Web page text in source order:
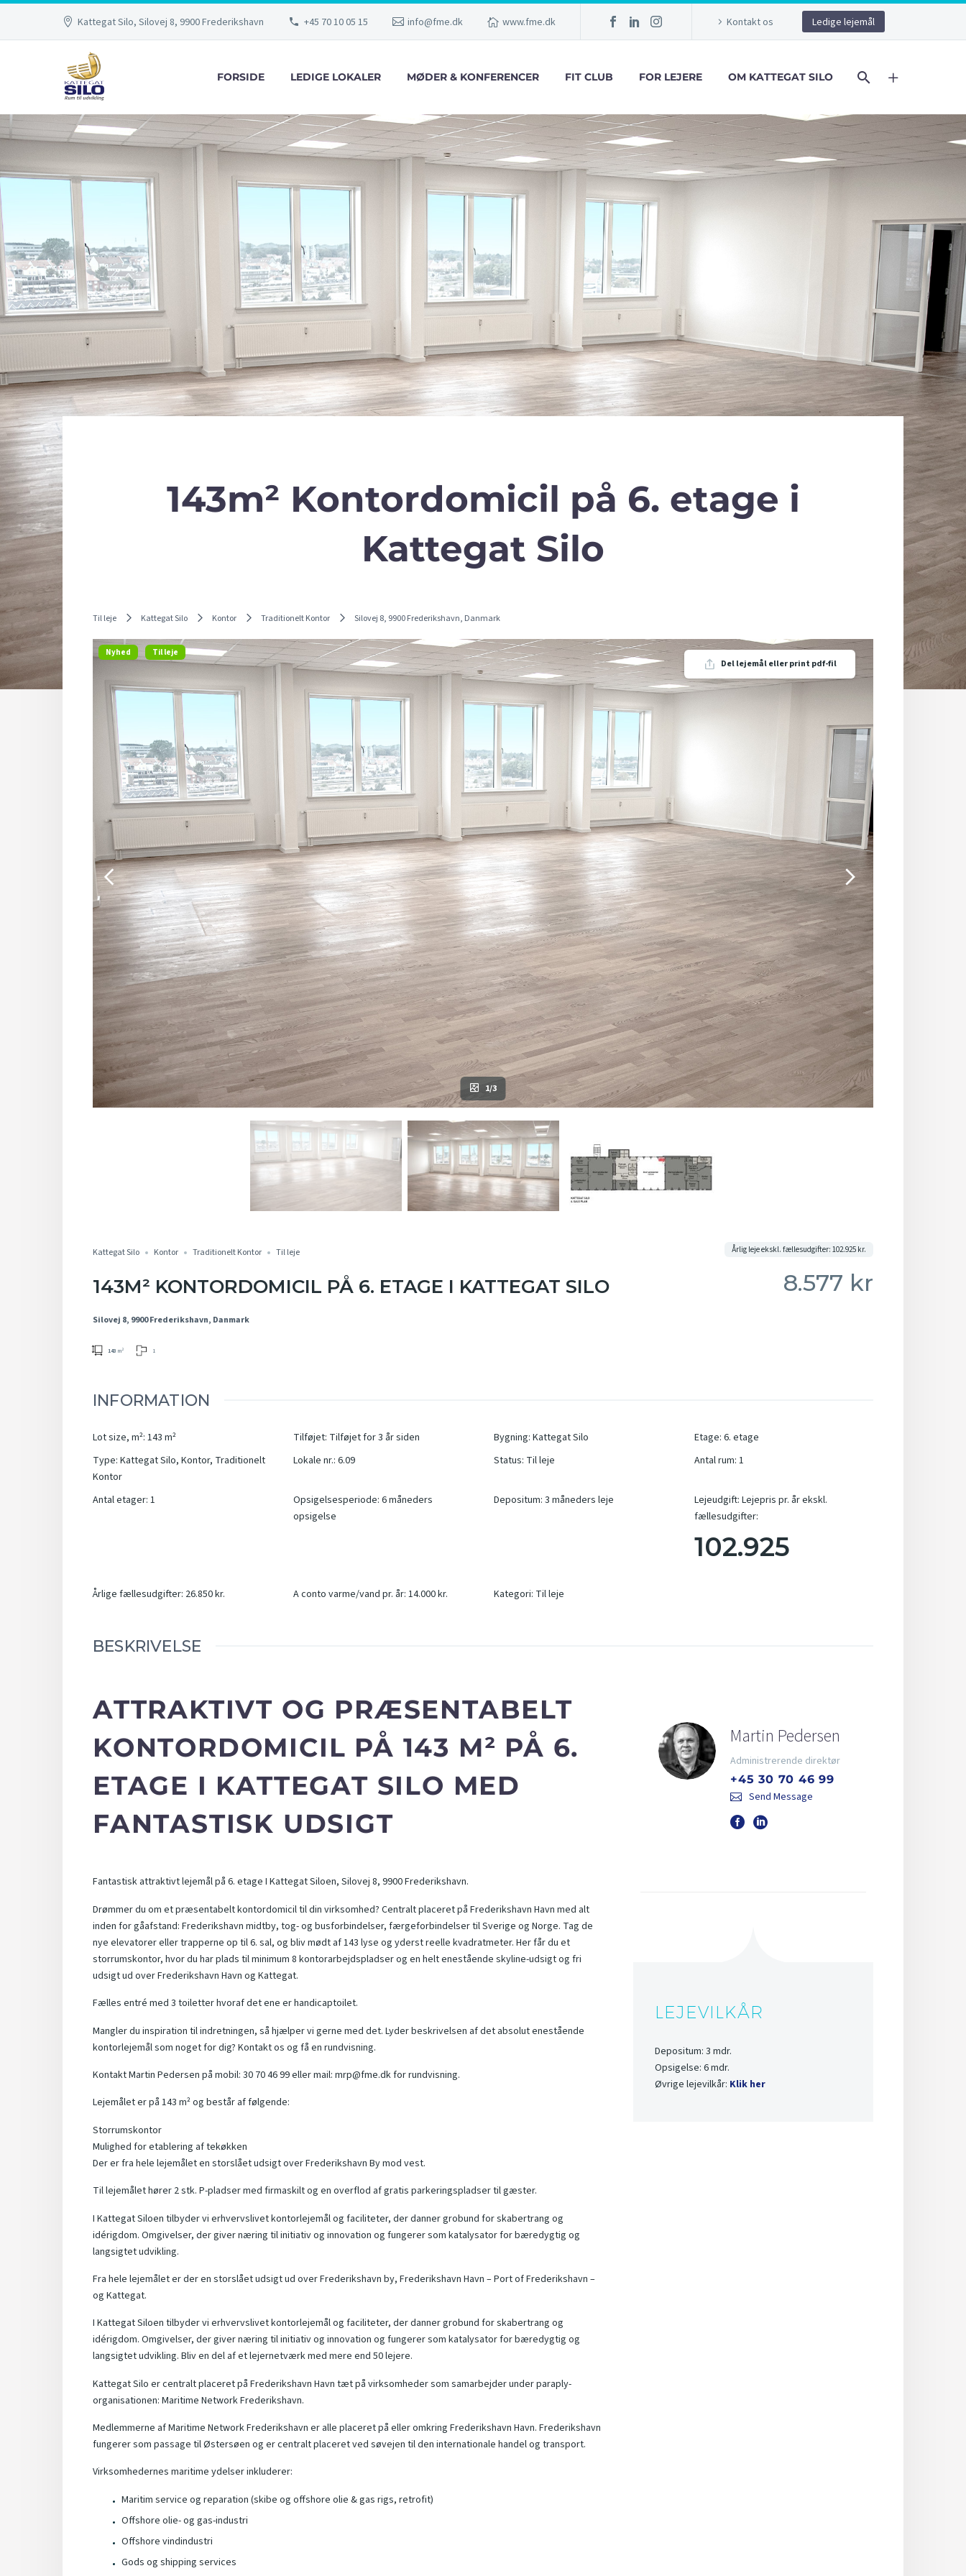
Kattegat Silo, Silovej 8, 9900 Frederikshavn +45 70 10 05 15 info@fme.dk www.fme.dk Kontakt os Ledige lejemål
FORSIDE LEDIGE LOKALER MØDER & KONFERENCER FIT CLUB FOR LEJERE OM KATTEGAT SILO
143m² Kontordomicil på 6. etage i
Kattegat Silo
Til leje Kattegat Silo Kontor Traditionelt Kontor Silovej 8, 9900 Frederikshavn, Danmark
Nyhed Til leje
Del lejemål eller print pdf-fil
1/3
Kattegat Silo Kontor Traditionelt Kontor Til leje
143M² KONTORDOMICIL PÅ 6. ETAGE I KATTEGAT SILO
Silovej 8, 9900 Frederikshavn, Danmark
143 m² 1
8.577 kr
Årlig leje ekskl. fællesudgifter: 102.925 kr.
INFORMATION
Lot size, m²: 143 m² Tilføjet: Tilføjet for 3 år siden Bygning: Kattegat Silo Etage: 6. etage
Type: Kattegat Silo, Kontor, Traditionelt
Kontor
Lokale nr.: 6.09 Status: Til leje Antal rum: 1
Antal etager: 1 Opsigelsesperiode: 6 måneders
opsigelse
Depositum: 3 måneders leje Lejeudgift: Lejepris pr. år ekskl.
fællesudgifter:
102.925
Årlige fællesudgifter: 26.850 kr. A conto varme/vand pr. år: 14.000 kr. Kategori: Til leje
BESKRIVELSE
ATTRAKTIVT OG PRÆSENTABELT
KONTORDOMICIL PÅ 143 M² PÅ 6.
ETAGE I KATTEGAT SILO MED
FANTASTISK UDSIGT
Fantastisk attraktivt lejemål på 6. etage I Kattegat Siloen, Silovej 8, 9900 Frederikshavn.
Drømmer du om et præsentabelt kontordomicil til din virksomhed? Centralt placeret på Frederikshavn Havn med alt
inden for gåafstand: Frederikshavn midtby, tog- og busforbindelser, færgeforbindelser til Sverige og Norge. Tag de
nye elevatorer eller trapperne op til 6. sal, og bliv mødt af 143 lyse og yderst reelle kvadratmeter. Her får du et
storrumskontor, hvor du har plads til minimum 8 kontorarbejdspladser og en helt enestående skyline-udsigt og fri
udsigt ud over Frederikshavn Havn og Kattegat.
Fælles entré med 3 toiletter hvoraf det ene er handicaptoilet.
Mangler du inspiration til indretningen, så hjælper vi gerne med det. Lyder beskrivelsen af det absolut enestående
kontorlejemål som noget for dig? Kontakt os og få en rundvisning.
Kontakt Martin Pedersen på mobil: 30 70 46 99 eller mail: mrp@fme.dk for rundvisning.
Lejemålet er på 143 m² og består af følgende:
Storrumskontor
Mulighed for etablering af tekøkken
Der er fra hele lejemålet en storslået udsigt over Frederikshavn By mod vest.
Til lejemålet hører 2 stk. P-pladser med firmaskilt og en overflod af gratis parkeringspladser til gæster.
I Kattegat Siloen tilbyder vi erhvervslivet kontorlejemål og faciliteter, der danner grobund for skabertrang og
idérigdom. Omgivelser, der giver næring til initiativ og innovation og fungerer som katalysator for bæredygtig og
langsigtet udvikling.
Fra hele lejemålet er der en storslået udsigt ud over Frederikshavn by, Frederikshavn Havn – Port of Frederikshavn –
og Kattegat.
I Kattegat Siloen tilbyder vi erhvervslivet kontorlejemål og faciliteter, der danner grobund for skabertrang og
idérigdom. Omgivelser, der giver næring til initiativ og innovation og fungerer som katalysator for bæredygtig og
langsigtet udvikling. Bliv en del af et lejernetværk med mere end 50 lejere.
Kattegat Silo er centralt placeret på Frederikshavn Havn tæt på virksomheder som samarbejder under paraply-
organisationen: Maritime Network Frederikshavn.
Medlemmerne af Maritime Network Frederikshavn er alle placeret på eller omkring Frederikshavn Havn. Frederikshavn
fungerer som passage til Østersøen og er centralt placeret ved søvejen til den internationale handel og transport.
Virksomhedernes maritime ydelser inkluderer:
Maritim service og reparation (skibe og offshore olie & gas rigs, retrofit)
Offshore olie- og gas-industri
Offshore vindindustri
Gods og shipping services
Martin Pedersen
Administrerende direktør
+45 30 70 46 99
Send Message
LEJEVILKÅR
Depositum: 3 mdr.
Opsigelse: 6 mdr.
Øvrige lejevilkår: Klik her